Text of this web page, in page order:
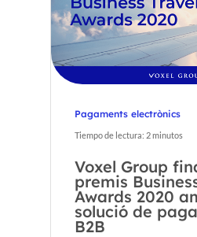
Pagaments electrònics
Tiempo de lectura: 2minutos
Voxel Group
premis
Awards 2020
solució de
B2B